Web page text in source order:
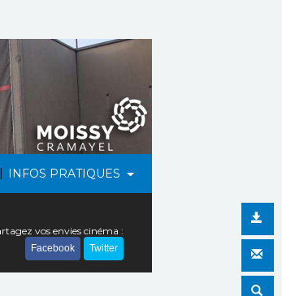
| INFOS PRATIQUES
vos envies cinéma :
Facebook Twitter